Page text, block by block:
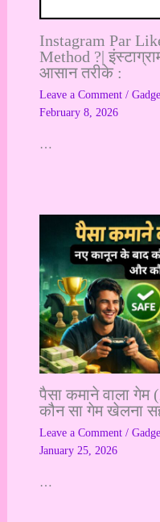
Instagram Par
Method ?|
आसान तरीके :
Leave a Comment /
February 8, 2026
…
पैसा कमाने वाला
कौन सा गेम खेलना
Leave a Comment /
January 25, 2026
…